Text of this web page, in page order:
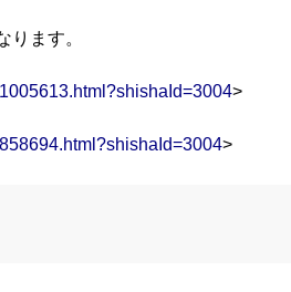
ます。
>
>